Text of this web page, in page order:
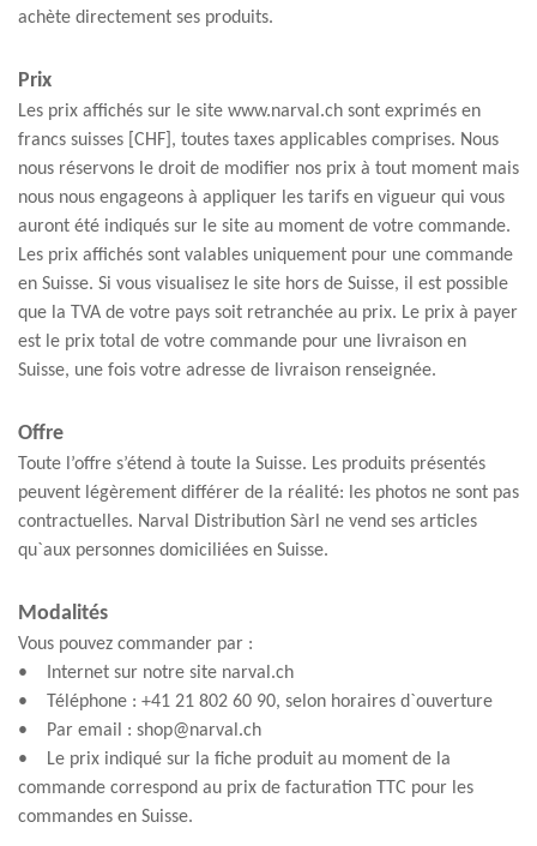
achète directement ses produits.
Prix
Les prix affichés sur le site www.narval.ch sont exprimés en
francs suisses [CHF], toutes taxes applicables comprises. Nous
nous réservons le droit de modifier nos prix à tout moment mais
nous nous engageons à appliquer les tarifs en vigueur qui vous
auront été indiqués sur le site au moment de votre commande.
Les prix affichés sont valables uniquement pour une commande
en Suisse. Si vous visualisez le site hors de Suisse, il est possible
que la TVA de votre pays soit retranchée au prix. Le prix à payer
est le prix total de votre commande pour une livraison en
Suisse, une fois votre adresse de livraison renseignée.
Offre
Toute l’offre s’étend à toute la Suisse. Les produits présentés
peuvent légèrement différer de la réalité: les photos ne sont pas
contractuelles. Narval Distribution Sàrl ne vend ses articles
qu`aux personnes domiciliées en Suisse.
Modalités
Vous pouvez commander par :
• Internet sur notre site narval.ch
• Téléphone : +41 21 802 60 90, selon horaires d`ouverture
• Par email : shop@narval.ch
• Le prix indiqué sur la fiche produit au moment de la
commande correspond au prix de facturation TTC pour les
commandes en Suisse.